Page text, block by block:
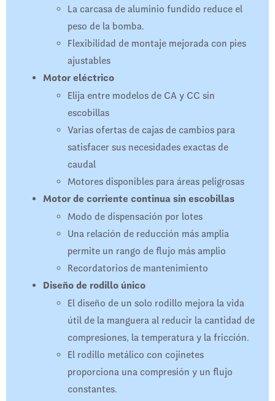
La carcasa de aluminio fundido reduce el
peso de la bomba.
Flexibilidad de montaje mejorada con pies
ajustables
Motor eléctrico
Elija entre modelos de CA y CC sin
escobillas
Varias ofertas de cajas de cambios para
satisfacer sus necesidades exactas de
caudal
Motores disponibles para áreas peligrosas
Motor de corriente continua sin escobillas
Modo de dispensación por lotes
Una relación de reducción más amplia
permite un rango de flujo más amplio
Recordatorios de mantenimiento
Diseño de rodillo único
El diseño de un solo rodillo mejora la vida
útil de la manguera al reducir la cantidad de
compresiones, la temperatura y la fricción.
El rodillo metálico con cojinetes
proporciona una compresión y un flujo
constantes.